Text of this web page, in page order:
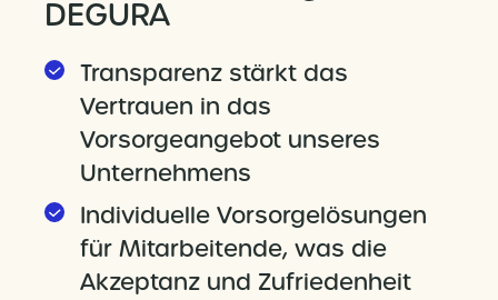
DEGURA
Transparenz stärkt das
Vertrauen in das
Vorsorgeangebot unseres
Unternehmens
Individuelle Vorsorgelösungen
für Mitarbeitende, was die
Akzeptanz und Zufriedenheit